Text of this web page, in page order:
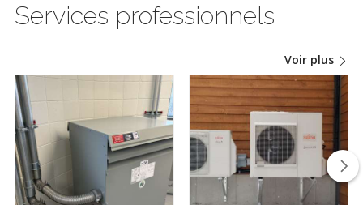
Services professionnels
Voir plus